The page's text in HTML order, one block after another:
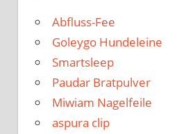
Abfluss-Fee
Goleygo Hundeleine
Smartsleep
Paudar Bratpulver
Miwiam Nagelfeile
aspura clip